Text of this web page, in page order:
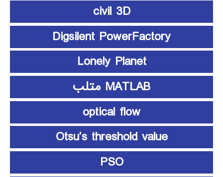
civil 3D
Digsilent PowerFactory
Lonely Planet
MATLAB متلب
optical flow
Otsu’s threshold value
PSO